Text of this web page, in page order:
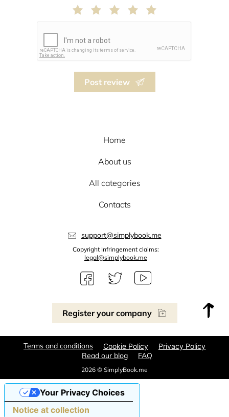
Post review
Register your company
Home
About us
All categories
Contacts
support@simplybook.me
Copyright Infringement claims:
legal@simplybook.me
2026 © SimplyBook.me
Terms and conditions Cookie Policy Privacy Policy
Read our blog FAQ
Notice at collection
Your Privacy Choices